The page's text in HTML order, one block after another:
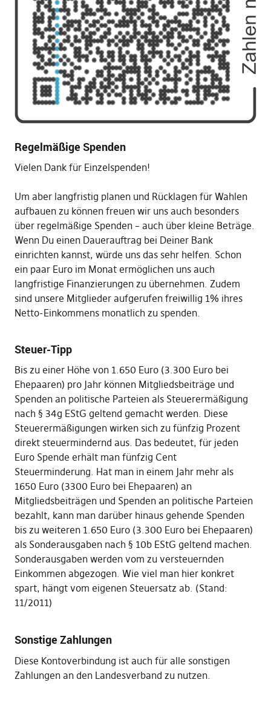
Regelmäßige Spenden
Vielen Dank für Einzelspenden!
Um aber langfristig planen und Rücklagen für Wahlen
aufbauen zu können freuen wir uns auch besonders
über regelmäßige Spenden – auch über kleine Beträge.
Wenn Du einen Dauerauftrag bei Deiner Bank
einrichten kannst, würde uns das sehr helfen. Schon
ein paar Euro im Monat ermöglichen uns auch
langfristige Finanzierungen zu übernehmen. Zudem
sind unsere Mitglieder aufgerufen freiwillig 1% ihres
Netto-Einkommens monatlich zu spenden.
Steuer-Tipp
Bis zu einer Höhe von 1.650 Euro (3.300 Euro bei
Ehepaaren) pro Jahr können Mitgliedsbeiträge und
Spenden an politische Parteien als Steuerermäßigung
nach § 34g EStG geltend gemacht werden. Diese
Steuerermäßigungen wirken sich zu fünfzig Prozent
direkt steuermindernd aus. Das bedeutet, für jeden
Euro Spende erhält man fünfzig Cent
Steuerminderung. Hat man in einem Jahr mehr als
1650 Euro (3300 Euro bei Ehepaaren) an
Mitgliedsbeiträgen und Spenden an politische Parteien
bezahlt, kann man darüber hinaus gehende Spenden
bis zu weiteren 1.650 Euro (3.300 Euro bei Ehepaaren)
als Sonderausgaben nach § 10b EStG geltend machen.
Sonderausgaben werden vom zu versteuernden
Einkommen abgezogen. Wie viel man hier konkret
spart, hängt vom eigenen Steuersatz ab. (Stand:
11/2011)
Sonstige Zahlungen
Diese Kontoverbindung ist auch für alle sonstigen
Zahlungen an den Landesverband zu nutzen.